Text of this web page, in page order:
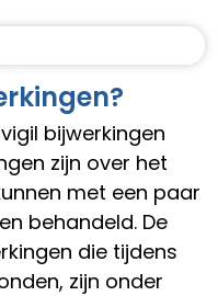
bijwerkingen
zijn over het
met een paar
behandeld. De
die tijdens
zijn onder